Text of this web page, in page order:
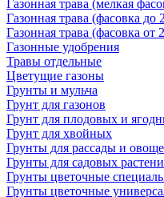
Газонная трава (мелкая
Газонная трава (фасовка до
Газонная трава (фасовка от
Газонные удобрения
Травы отдельные
Цветущие газоны
Грунты и мульча
Грунт для газонов
Грунт для плодовых и
Грунт для хвойных
Грунты для рассады и
Грунты для садовых
Грунты цветочные
Грунты цветочные